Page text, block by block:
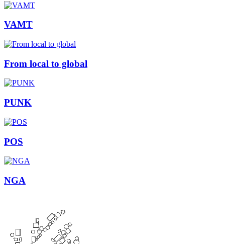
VAMT
From local to global
PUNK
POS
NGA